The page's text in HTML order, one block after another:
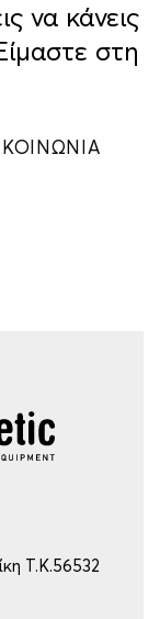
να κάνεις
στη
Τ.Κ.56532